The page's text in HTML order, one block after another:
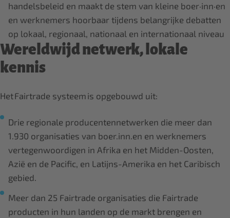
handelsbeleid en maakt de stem van kleine boer·inn·en
en werknemers hoorbaar tijdens belangrijke debatten
op lokaal, regionaal, nationaal en internationaal niveau
Wereldwijd netwerk, lokale
kennis
Het Fairtrade systeem is opgebouwd uit:
Drie regionale producentennetwerken die meer dan
1.930 organisaties van boer.inn.en en werknemers
vertegenwoordigen in Afrika en het Midden-Oosten,
Azië en de Pacific, en Latijns-Amerika en het Caribisch
gebied.
Meer dan 25 Fairtrade organisaties die Fairtrade
producten in hun landen op de markt brengen en